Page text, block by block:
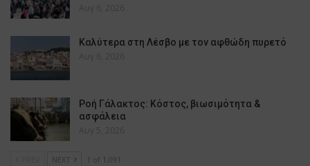
Αυγ 6, 2026
Καλύτερα στη Λέσβο με τον αφθώδη πυρετό
Αυγ 6, 2026
Ροή Γάλακτος: Κόστος, βιωσιμότητα &
ασφάλεια
Αυγ 5, 2026
NEXT 1 of 1,091